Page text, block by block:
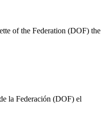
of the Federation (DOF) the
la Federación (DOF) el